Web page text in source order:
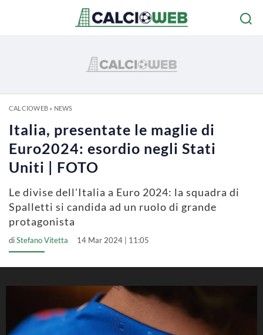
CALCIOWEB» NEWS
Italia, presentate le maglie di
Euro2024: esordio negli Stati
Uniti | FOTO
Le divise dell'Italia a Euro 2024: la squadra di
Spalletti si candida ad un ruolo di grande
protagonista
diStefano Vitetta 14 Mar 2024 | 11:05